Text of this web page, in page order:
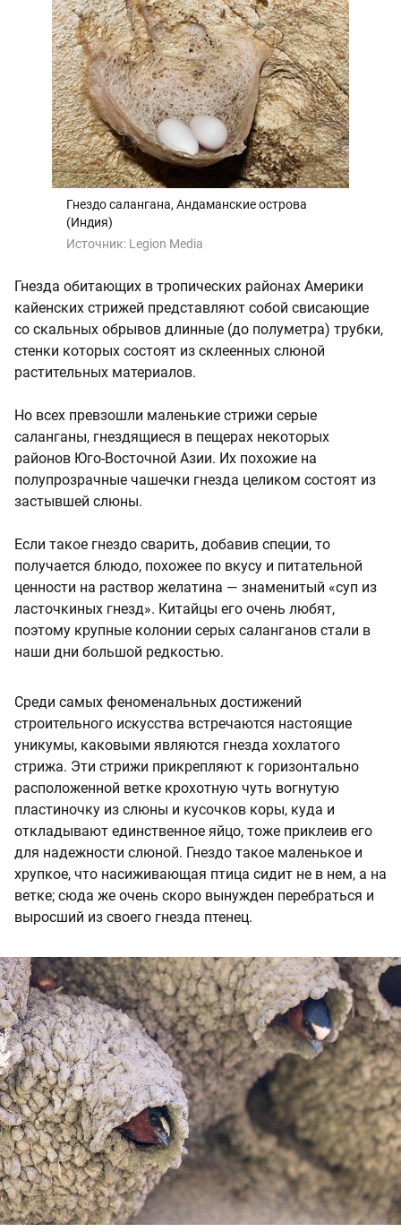
Гнездо салангана, Андаманские острова
(Индия)
Источник: Legion Media
Гнезда обитающих в тропических районах Америки
кайенских стрижей представляют собой свисающие
со скальных обрывов длинные (до полуметра) трубки,
стенки которых состоят из склеенных слюной
растительных материалов.
Но всех превзошли маленькие стрижи серые
саланганы, гнездящиеся в пещерах некоторых
районов Юго-Восточной Азии. Их похожие на
полупрозрачные чашечки гнезда целиком состоят из
застывшей слюны.
Если такое гнездо сварить, добавив специи, то
получается блюдо, похожее по вкусу и питательной
ценности на раствор желатина — знаменитый «суп из
ласточкиных гнезд». Китайцы его очень любят,
поэтому крупные колонии серых саланганов стали в
наши дни большой редкостью.
Среди самых феноменальных достижений
строительного искусства встречаются настоящие
уникумы, каковыми являются гнезда хохлатого
стрижа. Эти стрижи прикрепляют к горизонтально
расположенной ветке крохотную чуть вогнутую
пластиночку из слюны и кусочков коры, куда и
откладывают единственное яйцо, тоже приклеив его
для надежности слюной. Гнездо такое маленькое и
хрупкое, что насиживающая птица сидит не в нем, а на
ветке; сюда же очень скоро вынужден перебраться и
выросший из своего гнезда птенец.